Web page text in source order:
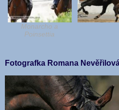
Monarcho a
Poinsettia
Fotografka Romana